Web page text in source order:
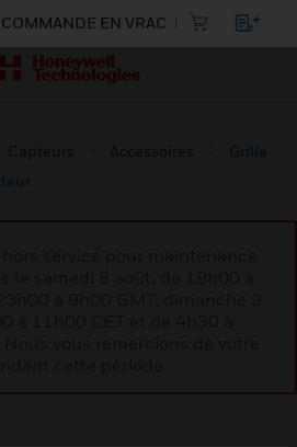
COMMANDE EN VRAC
Grille